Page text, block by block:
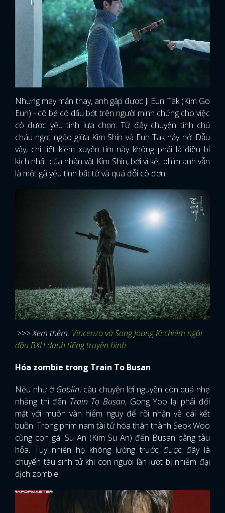
Nhưng may mắn thay, anh gặp được Ji Eun Tak (Kim Go
Eun) - cô bé có dấu bớt trên người minh chứng cho việc
cô được yêu tinh lựa chọn. Từ đây chuyện tình chú
cháu ngọt ngào giữa Kim Shin và Eun Tak nảy nở. Dẫu
vậy, chi tiết kiếm xuyên tim này không phải là điều bi
kịch nhất của nhân vật Kim Shin, bởi vì kết phim anh vẫn
là một gã yêu tinh bất tử và quá đỗi cô đơn.
>>> Xem thêm: Vincenzo và Song Joong Ki chiếm ngôi
đầu BXH danh tiếng truyền hình
Hóa zombie trong Train To Busan
Nếu như ở Goblin, câu chuyện lời nguyền còn quá nhẹ
nhàng thì đến Train To Busan, Gong Yoo lại phải đối
mặt với muôn vàn hiểm nguy để rồi nhận về cái kết
buồn. Trong phim nam tài tử hóa thân thành Seok Woo
cùng con gái Su An (Kim Su An) đến Busan bằng tàu
hỏa. Tuy nhiên họ không lường trước được đây là
chuyến tàu sinh tử khi con người lần lượt bị nhiễm đại
dịch zombie.